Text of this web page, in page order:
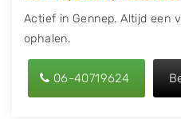
Actief in Gennep. Altijd een
ophalen.
06-40719624